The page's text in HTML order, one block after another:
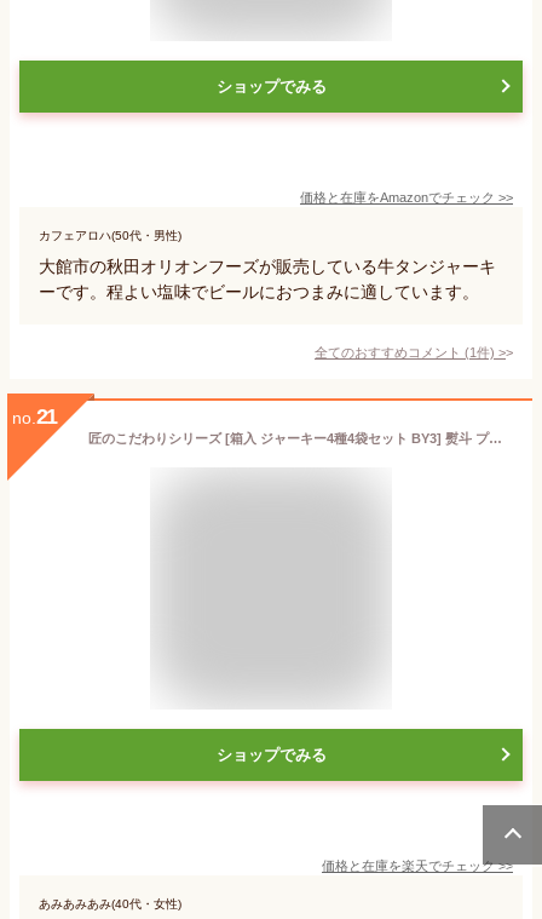
ショップでみる
価格と在庫をAmazonでチェック >>
カフェアロハ(50代・男性)
大館市の秋田オリオンフーズが販売している牛タンジャーキ
ーです。程よい塩味でビールにおつまみに適しています。
全てのおすすめコメント (1件) >
no. 21
匠のこだわりシリーズ [箱入 ジャーキー4種4袋セット BY3] 熨斗 プレゼント おつまみ ポークジャーキー 牛たんジャーキー ビーフジャーキー ベーコンジャーキー 正規品 送料無料 ポイント消化 メール便 YP 即送
ショップでみる
価格と在庫を楽天でチェック>>
あみあみあみ(40代・女性)